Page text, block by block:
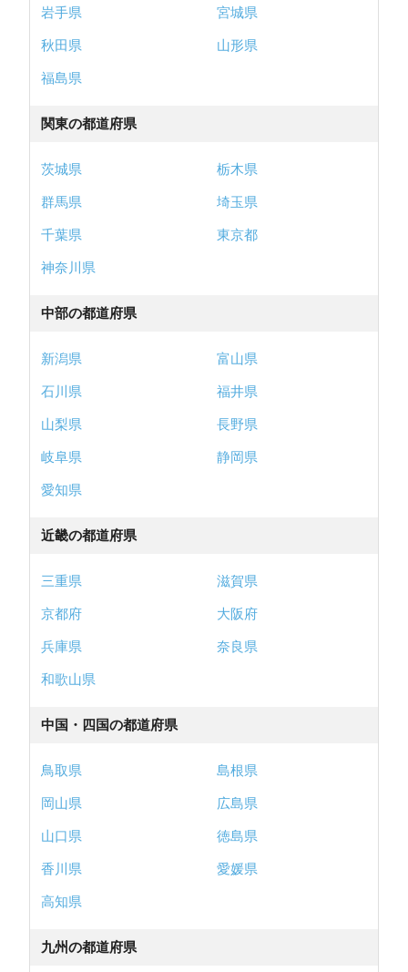
岩手県
宮城県
秋田県
山形県
福島県
関東の都道府県
茨城県
栃木県
群馬県
埼玉県
千葉県
東京都
神奈川県
中部の都道府県
新潟県
富山県
石川県
福井県
山梨県
長野県
岐阜県
静岡県
愛知県
近畿の都道府県
三重県
滋賀県
京都府
大阪府
兵庫県
奈良県
和歌山県
中国・四国の都道府県
鳥取県
島根県
岡山県
広島県
山口県
徳島県
香川県
愛媛県
高知県
九州の都道府県